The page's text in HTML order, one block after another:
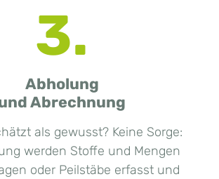
3.
Abholung
Abrechnung
als gewusst? Keine Sorge:
werden Stoffe und Mengen
oder Peilstäbe erfasst und